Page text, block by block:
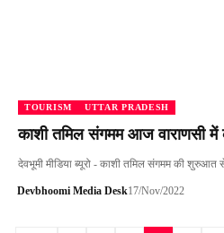
TOURISM UTTAR PRADESH
काशी तमिल संगमम आज वाराणसी में
देवभूमी मीडिया ब्यूरो - काशी तमिल संगमम की
Devbhoomi Media Desk17/Nov/2022